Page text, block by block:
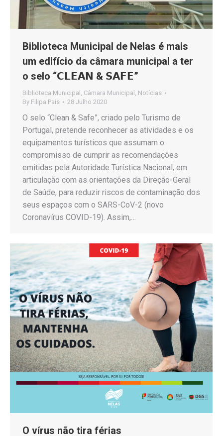
Biblioteca Municipal de Nelas é mais
um edifício da câmara municipal a ter
o selo “𝗖𝗟𝗘𝗔𝗡 & 𝗦𝗔𝗙𝗘”
Biblioteca Municipal Câmara Municipal Notícias
By Filipa Pais 28 Julho 2020
O selo “Clean & Safe”, criado pelo Turismo de
Portugal, pretende reconhecer as atividades e os
equipamentos turísticos que assumam o
compromisso de cumprir as recomendações
emitidas pela Autoridade Turística Nacional, em
articulação com as orientações da Direção-Geral
de Saúde, para reduzir riscos de contaminação dos
seus espaços com o SARS-CoV-2 (novo
Coronavírus COVID-19). Assim,…
O vírus não tira férias